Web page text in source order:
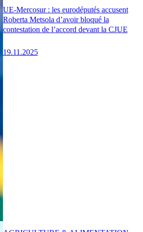
UE-Mercosur : les eurodéputés accusent
Roberta Metsola d’avoir bloqué la
contestation de l’accord devant la CJUE
19.11.2025